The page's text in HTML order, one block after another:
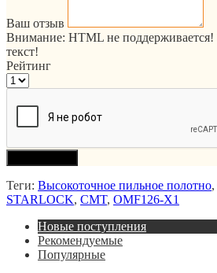
Ваш отзыв
Внимание: HTML не
текст!
Рейтинг
Теги: Высокоточное пильное полотно,
STARLOCK, CMT, OMF126-X1
Новые поступления
Рекомендуемые
Популярные